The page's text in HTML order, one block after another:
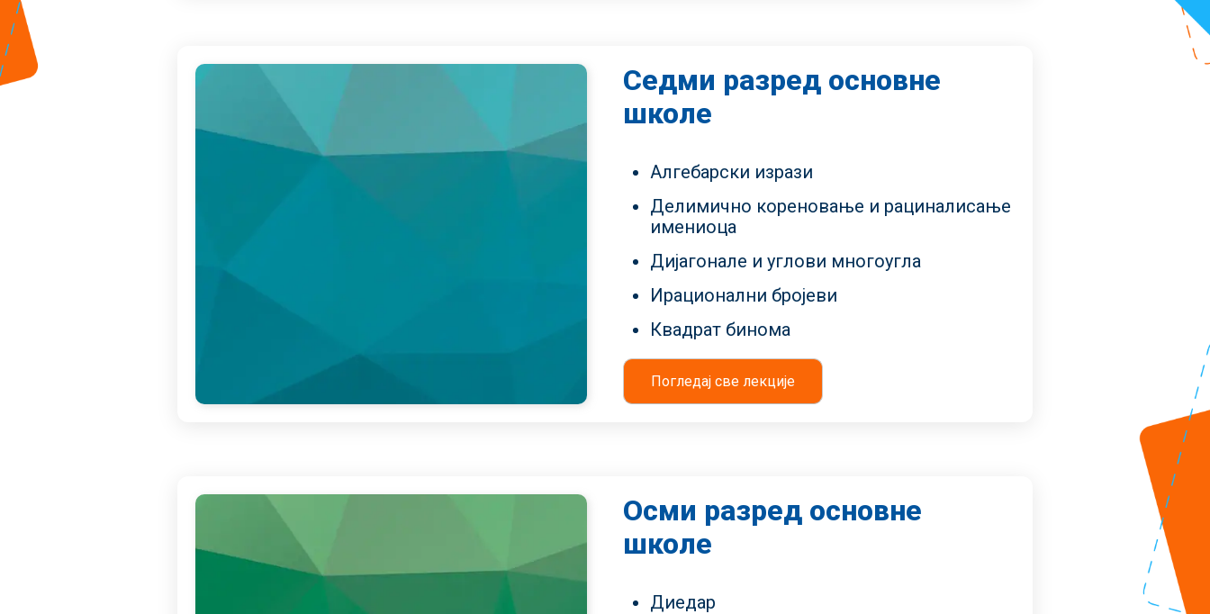
Седми разред основне
школе
Алгебарски изрази
Делимично кореновање и рациналисање
имениоца
Дијагонале и углови многоугла
Ирационални бројеви
Квадрат бинома
Погледај све лекције
Осми разред основне
школе
Диедар